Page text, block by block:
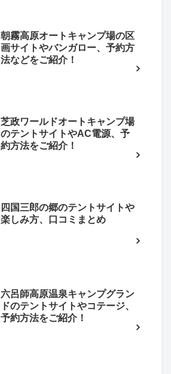
朝霧高原オートキャンプ場の区
画サイトやバンガロー、予約方
法などをご紹介！
芝政ワールドオートキャンプ場
のテントサイトやAC電源、予
約方法をご紹介！
四国三郎の郷のテントサイトや
楽しみ方、口コミまとめ
六呂師高原温泉キャンプグラン
ドのテントサイトやコテージ、
予約方法をご紹介！